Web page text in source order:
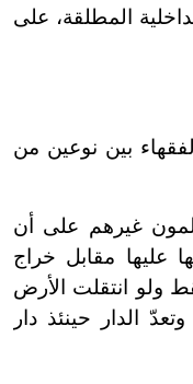
المطلقة، على
بين نوعين من
غيرهم على أن
عليها مقابل خراج
ولو انتقلت الأرض
الدار حينئذ دار